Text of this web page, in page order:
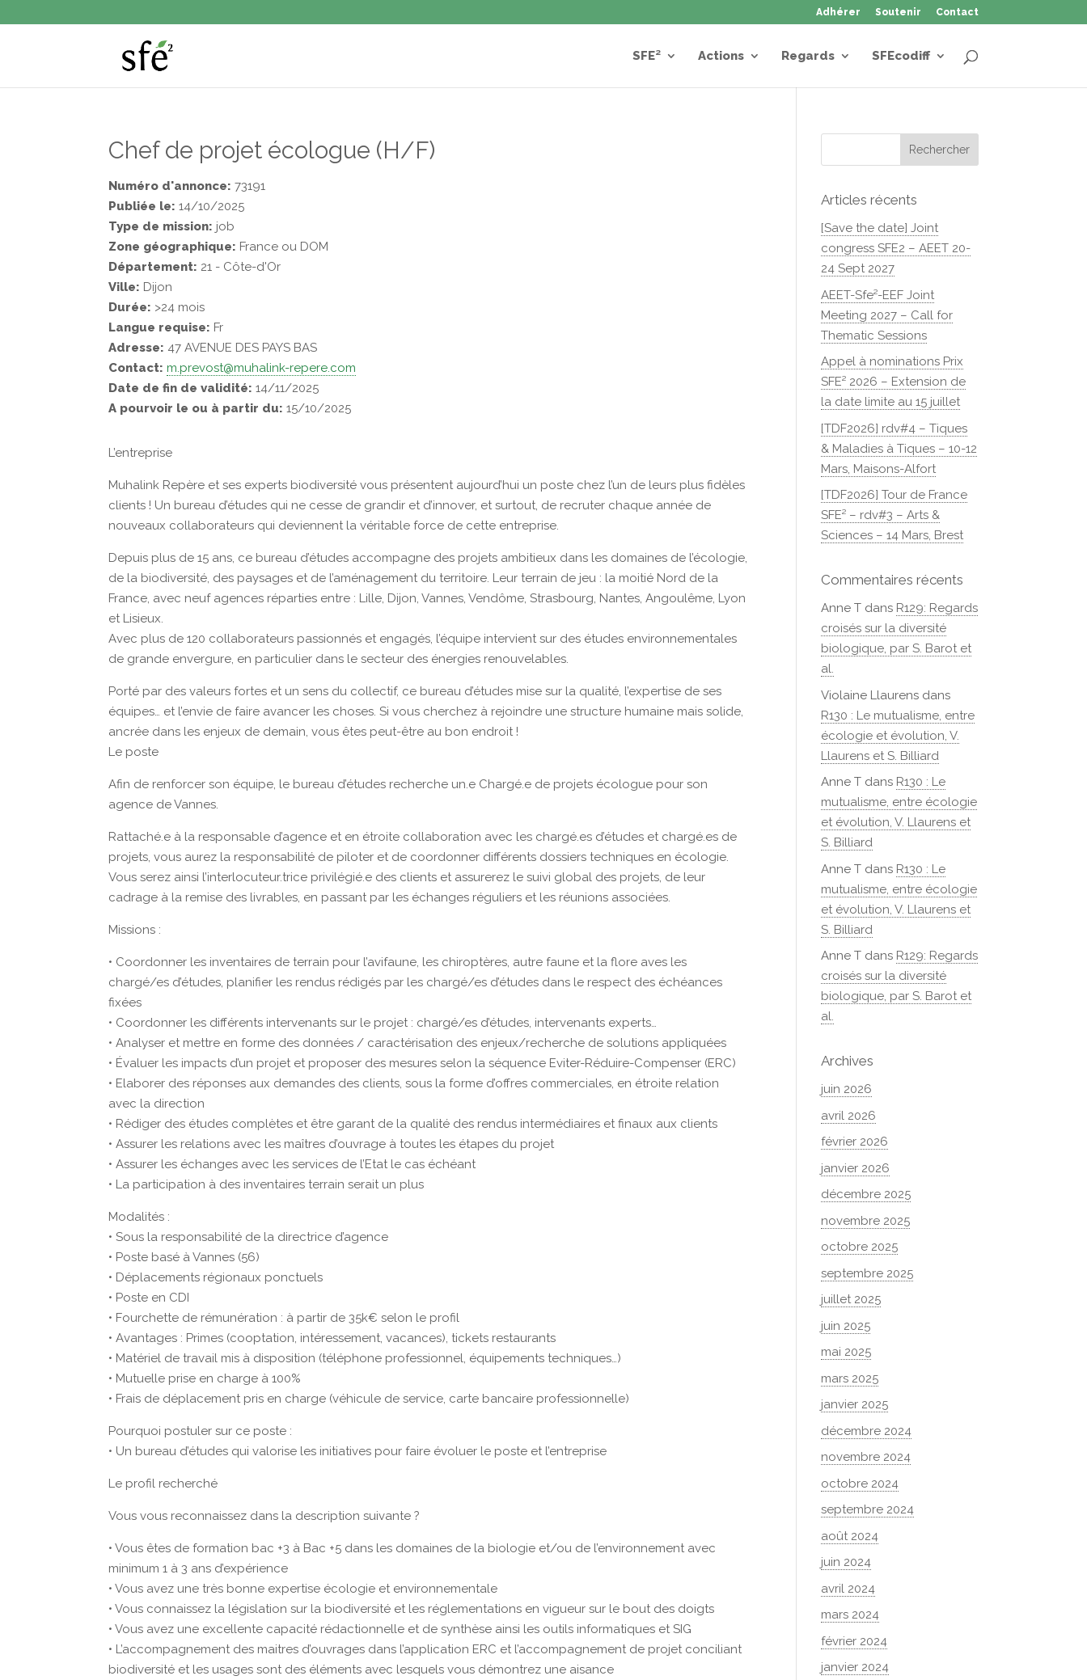
Adhérer Soutenir Contact
SFE² Actions Regards SFEcodiff
Chef de projet écologue (H/F)
Numéro d'annonce: 73191
Publiée le: 14/10/2025
Type de mission: job
Zone géographique: France ou DOM
Département: 21 - Côte-d'Or
Ville: Dijon
Durée: >24 mois
Langue requise: Fr
Adresse: 47 AVENUE DES PAYS BAS
Contact: m.prevost@muhalink-repere.com
Date de fin de validité: 14/11/2025
A pourvoir le ou à partir du: 15/10/2025
L’entreprise
Muhalink Repère et ses experts biodiversité vous présentent aujourd’hui un poste chez l’un de leurs plus fidèles
clients ! Un bureau d’études qui ne cesse de grandir et d’innover, et surtout, de recruter chaque année de
nouveaux collaborateurs qui deviennent la véritable force de cette entreprise.
Depuis plus de 15 ans, ce bureau d’études accompagne des projets ambitieux dans les domaines de l’écologie,
de la biodiversité, des paysages et de l’aménagement du territoire. Leur terrain de jeu : la moitié Nord de la
France, avec neuf agences réparties entre : Lille, Dijon, Vannes, Vendôme, Strasbourg, Nantes, Angoulême, Lyon
et Lisieux.
Avec plus de 120 collaborateurs passionnés et engagés, l’équipe intervient sur des études environnementales
de grande envergure, en particulier dans le secteur des énergies renouvelables.
Porté par des valeurs fortes et un sens du collectif, ce bureau d’études mise sur la qualité, l’expertise de ses
équipes… et l’envie de faire avancer les choses. Si vous cherchez à rejoindre une structure humaine mais solide,
ancrée dans les enjeux de demain, vous êtes peut-être au bon endroit !
Le poste
Afin de renforcer son équipe, le bureau d’études recherche un.e Chargé.e de projets écologue pour son
agence de Vannes.
Rattaché.e à la responsable d’agence et en étroite collaboration avec les chargé.es d’études et chargé.es de
projets, vous aurez la responsabilité de piloter et de coordonner différents dossiers techniques en écologie.
Vous serez ainsi l’interlocuteur.trice privilégié.e des clients et assurerez le suivi global des projets, de leur
cadrage à la remise des livrables, en passant par les échanges réguliers et les réunions associées.
Missions :
• Coordonner les inventaires de terrain pour l’avifaune, les chiroptères, autre faune et la flore aves les
chargé/es d’études, planifier les rendus rédigés par les chargé/es d’études dans le respect des échéances
fixées
• Coordonner les différents intervenants sur le projet : chargé/es d’études, intervenants experts…
• Analyser et mettre en forme des données / caractérisation des enjeux/recherche de solutions appliquées
• Évaluer les impacts d’un projet et proposer des mesures selon la séquence Eviter-Réduire-Compenser (ERC)
• Elaborer des réponses aux demandes des clients, sous la forme d’offres commerciales, en étroite relation
avec la direction
• Rédiger des études complètes et être garant de la qualité des rendus intermédiaires et finaux aux clients
• Assurer les relations avec les maîtres d’ouvrage à toutes les étapes du projet
• Assurer les échanges avec les services de l’Etat le cas échéant
• La participation à des inventaires terrain serait un plus
Modalités :
• Sous la responsabilité de la directrice d’agence
• Poste basé à Vannes (56)
• Déplacements régionaux ponctuels
• Poste en CDI
• Fourchette de rémunération : à partir de 35k€ selon le profil
• Avantages : Primes (cooptation, intéressement, vacances), tickets restaurants
• Matériel de travail mis à disposition (téléphone professionnel, équipements techniques…)
• Mutuelle prise en charge à 100%
• Frais de déplacement pris en charge (véhicule de service, carte bancaire professionnelle)
Pourquoi postuler sur ce poste :
• Un bureau d’études qui valorise les initiatives pour faire évoluer le poste et l’entreprise
Le profil recherché
Vous vous reconnaissez dans la description suivante ?
• Vous êtes de formation bac +3 à Bac +5 dans les domaines de la biologie et/ou de l’environnement avec
minimum 1 à 3 ans d’expérience
• Vous avez une très bonne expertise écologie et environnementale
• Vous connaissez la législation sur la biodiversité et les réglementations en vigueur sur le bout des doigts
• Vous avez une excellente capacité rédactionnelle et de synthèse ainsi les outils informatiques et SIG
• L’accompagnement des maitres d’ouvrages dans l’application ERC et l’accompagnement de projet conciliant
biodiversité et les usages sont des éléments avec lesquels vous démontrez une aisance
Articles récents
[Save the date] Joint
congress SFE2 – AEET 20-
24 Sept 2027
AEET-Sfe²-EEF Joint
Meeting 2027 – Call for
Thematic Sessions
Appel à nominations Prix
SFE² 2026 – Extension de
la date limite au 15 juillet
[TDF2026] rdv#4 – Tiques
& Maladies à Tiques – 10-12
Mars, Maisons-Alfort
[TDF2026] Tour de France
SFE² – rdv#3 – Arts &
Sciences – 14 Mars, Brest
Commentaires récents
Anne T dans R129: Regards
croisés sur la diversité
biologique, par S. Barot et
al.
Violaine Llaurens dans
R130 : Le mutualisme, entre
écologie et évolution, V.
Llaurens et S. Billiard
Anne T dans R130 : Le
mutualisme, entre écologie
et évolution, V. Llaurens et
S. Billiard
Anne T dans R130 : Le
mutualisme, entre écologie
et évolution, V. Llaurens et
S. Billiard
Anne T dans R129: Regards
croisés sur la diversité
biologique, par S. Barot et
al.
Archives
juin 2026
avril 2026
février 2026
janvier 2026
décembre 2025
novembre 2025
octobre 2025
septembre 2025
juillet 2025
juin 2025
mai 2025
mars 2025
janvier 2025
décembre 2024
novembre 2024
octobre 2024
septembre 2024
août 2024
juin 2024
avril 2024
mars 2024
février 2024
janvier 2024